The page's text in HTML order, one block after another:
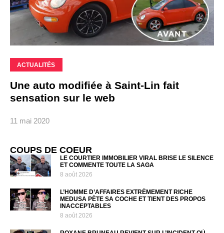
ACTUALITÉS
Une auto modifiée à Saint-Lin fait
sensation sur le web
11 mai 2020
COUPS DE COEUR
LE COURTIER IMMOBILIER VIRAL BRISE LE SILENCE
ET COMMENTE TOUTE LA SAGA
8 août 2026
L’HOMME D’AFFAIRES EXTRÊMEMENT RICHE
MEDUSA PÈTE SA COCHE ET TIENT DES PROPOS
INACCEPTABLES
8 août 2026